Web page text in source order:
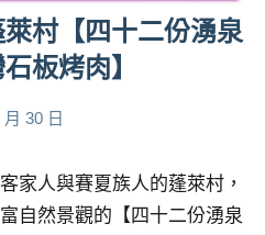
村【四十二份湧泉
板烤肉】
30 日
家人與賽夏族人的蓬萊村，
自然景觀的【四十二份湧泉